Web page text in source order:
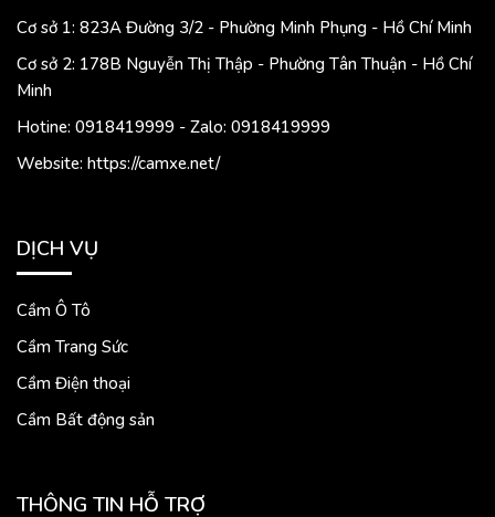
Cơ sở 1: 823A Đường 3/2 - Phường Minh Phụng - Hồ Chí Minh
Cơ sở 2: 178B Nguyễn Thị Thập - Phường Tân Thuận - Hồ Chí
Minh
Hotine: 0918419999 - Zalo: 0918419999
Website: https://camxe.net/
DỊCH VỤ
Cầm Ô Tô
Cầm Trang Sức
Cầm Điện thoại
Cầm Bất động sản
THÔNG TIN HỖ TRỢ